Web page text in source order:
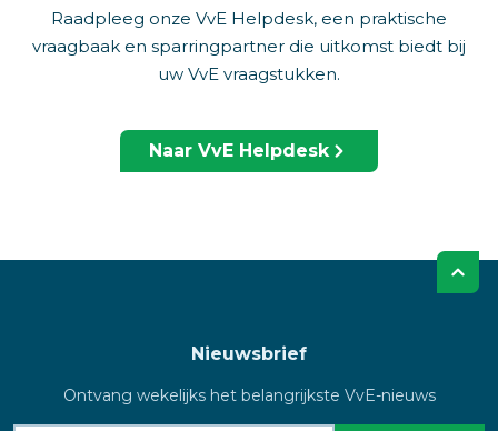
Raadpleeg onze VvE Helpdesk, een praktische
vraagbaak en sparringpartner die uitkomst biedt bij
uw VvE vraagstukken.
Naar VvE Helpdesk
Nieuwsbrief
Ontvang wekelijks het belangrijkste VvE-nieuws